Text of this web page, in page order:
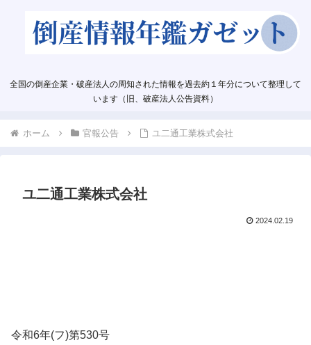
全国の倒産企業・破産法人の周知された情報を過去約１年分について整理して
います（旧、破産法人公告資料）
ホーム 官報公告 ユ二通工業株式会社
ユ二通工業株式会社
2024.02.19
令和6年(フ)第530号